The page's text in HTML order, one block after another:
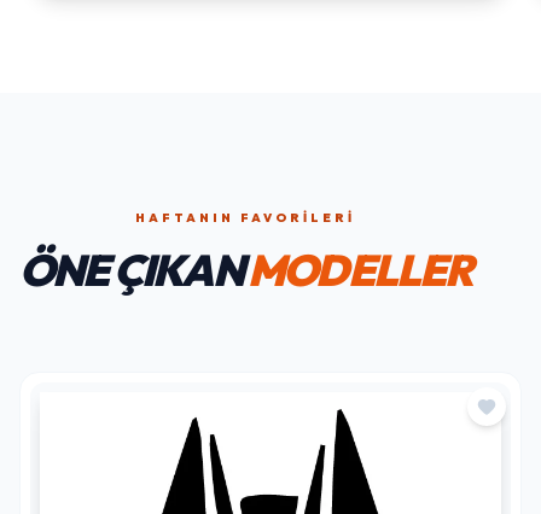
HAFTANIN FAVORILERI
ÖNE ÇIKANMODELLER